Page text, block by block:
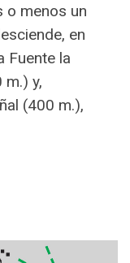
o menos un
en
Fuente la
m.) y,
(400 m.),